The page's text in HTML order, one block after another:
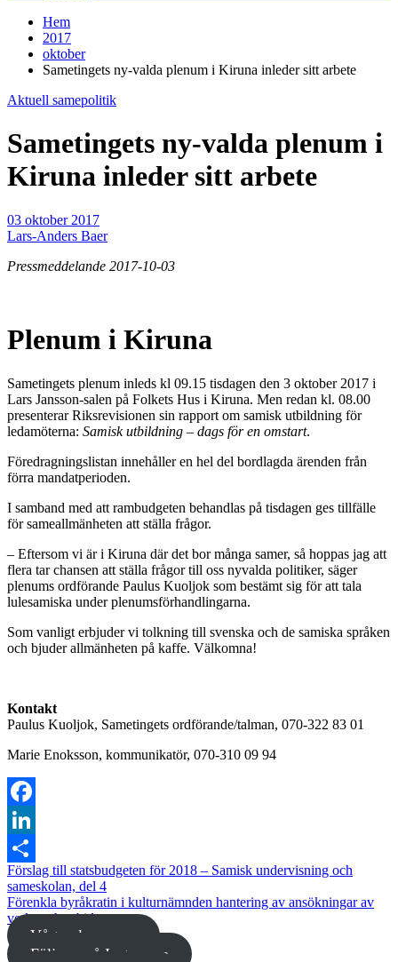
Hem
2017
oktober
Sametingets ny-valda plenum i Kiruna inleder sitt arbete
Aktuell samepolitik
Sametingets ny-valda plenum i
Kiruna inleder sitt arbete
03 oktober 2017
Lars-Anders Baer
Pressmeddelande 2017-10-03
Plenum i Kiruna
Sametingets plenum inleds kl 09.15 tisdagen den 3 oktober 2017 i
Lars Jansson-salen på Folkets Hus i Kiruna. Men redan kl. 08.00
presenterar Riksrevisionen sin rapport om samisk utbildning för
ledamöterna: Samisk utbildning – dags för en omstart.
Föredragningslistan innehåller en hel del bordlagda ärenden från
förra mandatperioden.
I samband med att rambudgeten behandlas på tisdagen ges tillfälle
för sameallmänheten att ställa frågor.
– Eftersom vi är i Kiruna där det bor många samer, så hoppas jag att
flera tar chansen att ställa frågor till oss nyvalda politiker, säger
plenums ordförande Paulus Kuoljok som bestämt sig för att tala
lulesamiska under plenumsförhandlingarna.
Som vanligt erbjuder vi tolkning till svenska och de samiska språken
och bjuder allmänheten på kaffe. Välkomna!
Kontakt
Paulus Kuoljok, Sametingets ordförande/talman, 070-322 83 01
Marie Enoksson, kommunikatör, 070-310 09 94
Facebook
LinkedIn
Dela
Förslag till statsbudgeten för 2018 – Samisk undervisning och
sameskolan, del 4
Förenkla byråkratin i kulturnämnden hantering av ansökningar av
verksamhetsbidrag m.m.
Vårt valprogram
Följ oss på Instagram